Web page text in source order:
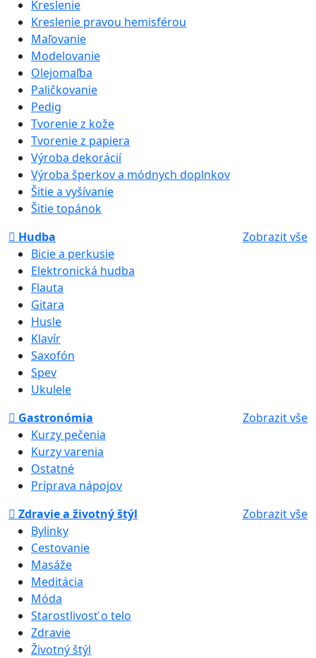
Kreslenie
Kreslenie pravou hemisférou
Maľovanie
Modelovanie
Olejomaľba
Paličkovanie
Pedig
Tvorenie z kože
Tvorenie z papiera
Výroba dekorácií
Výroba šperkov a módnych doplnkov
Šitie a vyšívanie
Šitie topánok
Hudba
Zobrazit vše
Bicie a perkusie
Elektronická hudba
Flauta
Gitara
Husle
Klavír
Saxofón
Spev
Ukulele
Gastronómia
Zobrazit vše
Kurzy pečenia
Kurzy varenia
Ostatné
Príprava nápojov
Zdravie a životný štýl
Zobrazit vše
Bylinky
Cestovanie
Masáže
Meditácia
Móda
Starostlivosť o telo
Zdravie
Životný štýl